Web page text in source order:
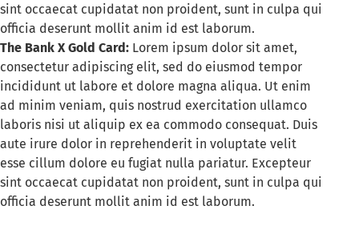
sint occaecat cupidatat non proident, sunt in culpa qui
officia deserunt mollit anim id est laborum.
The Bank X Gold Card: Lorem ipsum dolor sit amet,
consectetur adipiscing elit, sed do eiusmod tempor
incididunt ut labore et dolore magna aliqua. Ut enim
ad minim veniam, quis nostrud exercitation ullamco
laboris nisi ut aliquip ex ea commodo consequat. Duis
aute irure dolor in reprehenderit in voluptate velit
esse cillum dolore eu fugiat nulla pariatur. Excepteur
sint occaecat cupidatat non proident, sunt in culpa qui
officia deserunt mollit anim id est laborum.